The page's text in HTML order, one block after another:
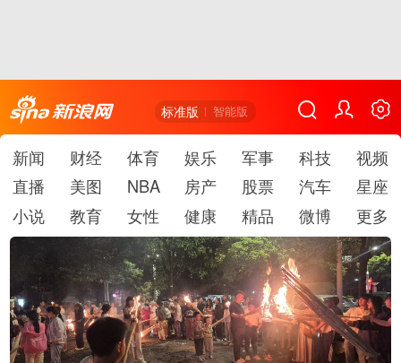
标准版 智能版
新闻 财经 体育 娱乐 军事 科技
视频
直播
美图 NBA 房产 股票 汽车
星座
小说
教育 女性 健康 精品 微博 更多